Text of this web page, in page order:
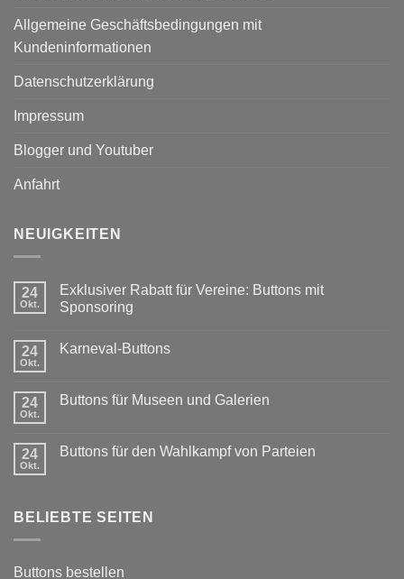
Allgemeine Geschäftsbedingungen mit
Kundeninformationen
Datenschutzerklärung
Impressum
Blogger und Youtuber
Anfahrt
NEUIGKEITEN
24
Okt.
Exklusiver Rabatt für Vereine: Buttons mit
Sponsoring
zu
Vereine:
Buttons
24
Okt.
Karneval-Buttons
Karneval-
24
Okt.
Buttons für Museen und Galerien
Buttons
24
Okt.
Buttons für den Wahlkampf von Parteien
für
Parteien
BELIEBTE SEITEN
Buttons bestellen